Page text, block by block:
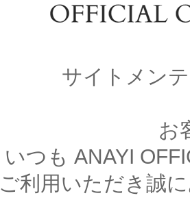
サイトメン
お
いつも ANAYI
ご利用いただき誠